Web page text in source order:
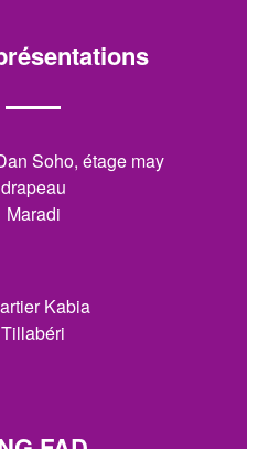
Soho, étage may
drapeau
Maradi
Kabia
Tillabéri